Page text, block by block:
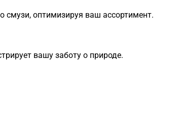
смузи, оптимизируя ваш ассортимент.
вашу заботу о природе.